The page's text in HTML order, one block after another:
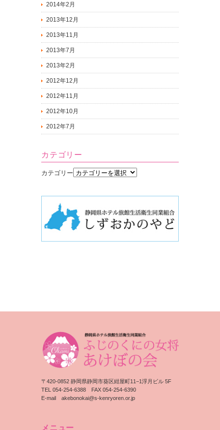
2014年2月
2013年12月
2013年11月
2013年7月
2013年2月
2012年12月
2012年11月
2012年10月
2012年7月
カテゴリー
カテゴリー
〒420-0852 静岡県静岡市葵区紺屋町11−1浮月ビル 5F
TEL 054-254-6388 FAX 054-254-6390
E-mail akebonokai@s-kenryoren.or.jp
メニュー